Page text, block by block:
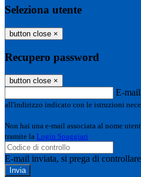
Seleziona utente
button close ×
Recupero password
button close ×
E-mail
all'indirizzo indicato con le istruzioni
Non hai una e-mail associata al nome
tramite la Login Spaggiari
E-mail inviata, si prega di